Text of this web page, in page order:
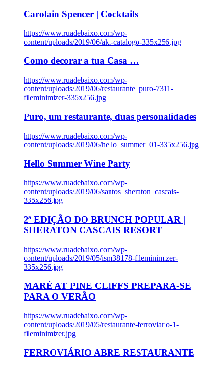
Carolain Spencer | Cocktails
https://www.ruadebaixo.com/wp-
content/uploads/2019/06/aki-catalogo-335x256.jpg
Como decorar a tua Casa …
https://www.ruadebaixo.com/wp-
content/uploads/2019/06/restaurante_puro-7311-
fileminimizer-335x256.jpg
Puro, um restaurante, duas personalidades
https://www.ruadebaixo.com/wp-
content/uploads/2019/06/hello_summer_01-335x256.jpg
Hello Summer Wine Party
https://www.ruadebaixo.com/wp-
content/uploads/2019/06/santos_sheraton_cascais-
335x256.jpg
2ª EDIÇÃO DO BRUNCH POPULAR |
SHERATON CASCAIS RESORT
https://www.ruadebaixo.com/wp-
content/uploads/2019/05/ism38178-fileminimizer-
335x256.jpg
MARÉ AT PINE CLIFFS PREPARA-SE
PARA O VERÃO
https://www.ruadebaixo.com/wp-
content/uploads/2019/05/restaurante-ferroviario-1-
fileminimizer.jpg
FERROVIÁRIO ABRE RESTAURANTE